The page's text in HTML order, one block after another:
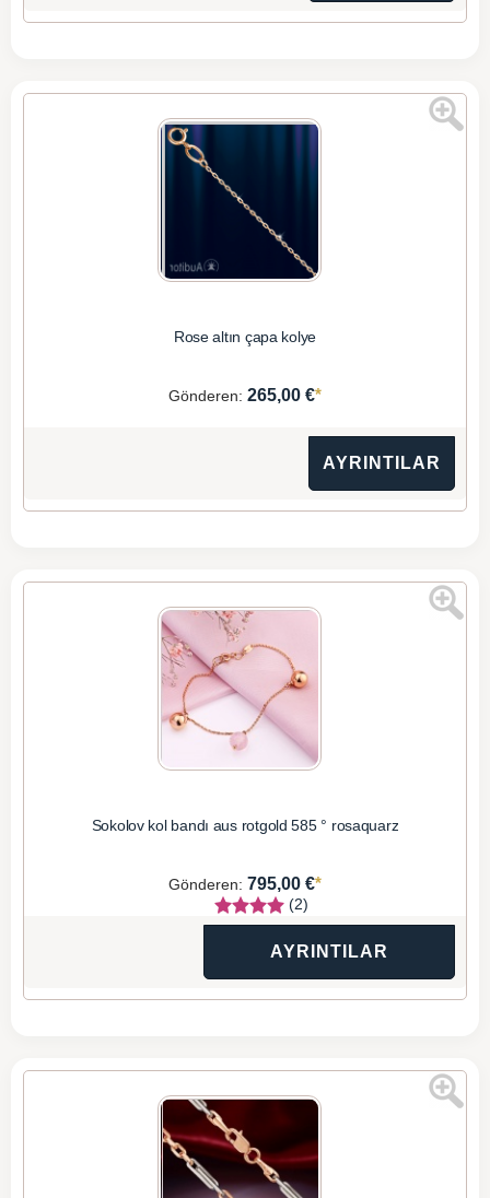
Rose altın çapa kolye
Gönderen: 265,00 €*
AYRINTILAR
Sokolov kol bandı aus rotgold 585 ° rosaquarz
Gönderen: 795,00 €*
(2)
AYRINTILAR